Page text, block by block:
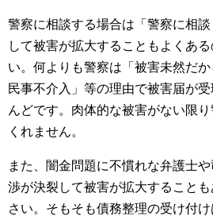
警察に相談する場合は「警察に相
して被害が拡大することもよくあ
い。何よりも警察は「被害未然だ
民事不介入」等の理由で被害届が
んどです。肉体的な被害がない限
くれません。
また、闇金問題に不慣れな弁護士
渉が決裂して被害が拡大すること
さい。そもそも債務整理の受け付